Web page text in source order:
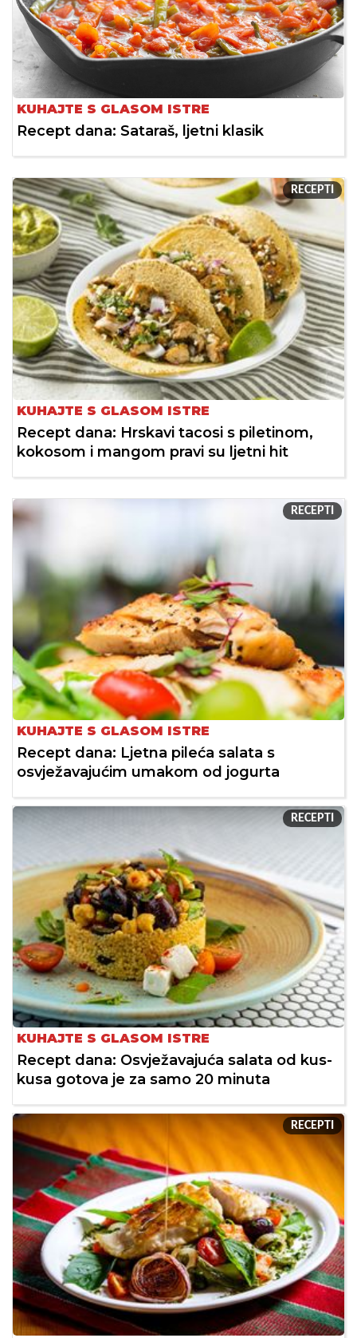
KUHAJTE S GLASOM ISTRE
Recept dana: Sataraš, ljetni klasik
RECEPTI
KUHAJTE S GLASOM ISTRE
Recept dana: Hrskavi tacosi s piletinom,
kokosom i mangom pravi su ljetni hit
RECEPTI
KUHAJTE S GLASOM ISTRE
Recept dana: Ljetna pileća salata s
osvježavajućim umakom od jogurta
RECEPTI
KUHAJTE S GLASOM ISTRE
Recept dana: Osvježavajuća salata od kus-
kusa gotova je za samo 20 minuta
RECEPTI